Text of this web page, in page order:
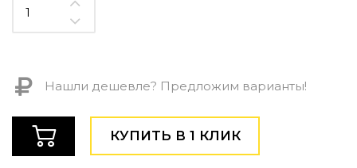
Мебель по назначению
Корпусная мебель на заказ
Шкафы и гардеробные на заказ
Офисная мебель
Детская мебель
Нашли дешевле? Предложим варианты!
КУПИТЬ В 1 КЛИК